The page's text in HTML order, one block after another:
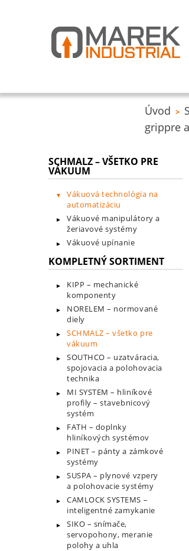
Úvod >
grippre
SCHMALZ – VŠETKO PRE
VÁKUUM
Vákuová technológia na
automatizáciu
Vákuové manipulátory a
žeriavové systémy
Vákuové upínanie
KOMPLETNÝ SORTIMENT
KIPP – mechanické
komponenty
NORELEM – normované
diely
SCHMALZ – všetko pre
vákuum
SOUTHCO – uzatváracia,
spojovacia a polohovacia
technika
MI SYSTEM – hliníkové
profily – stavebnicový
systém
FATH – doplnky
hliníkových systémov
PINET – pánty a zámkové
systémy
SUSPA – plynové vzpery
a polohovacie systémy
CAMLOCK SYSTEMS –
inteligentné zamykanie
SIKO – snímače,
servopohony, meranie
polohy a uhla